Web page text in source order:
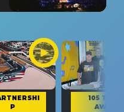
P
105 TAKE
AWAY